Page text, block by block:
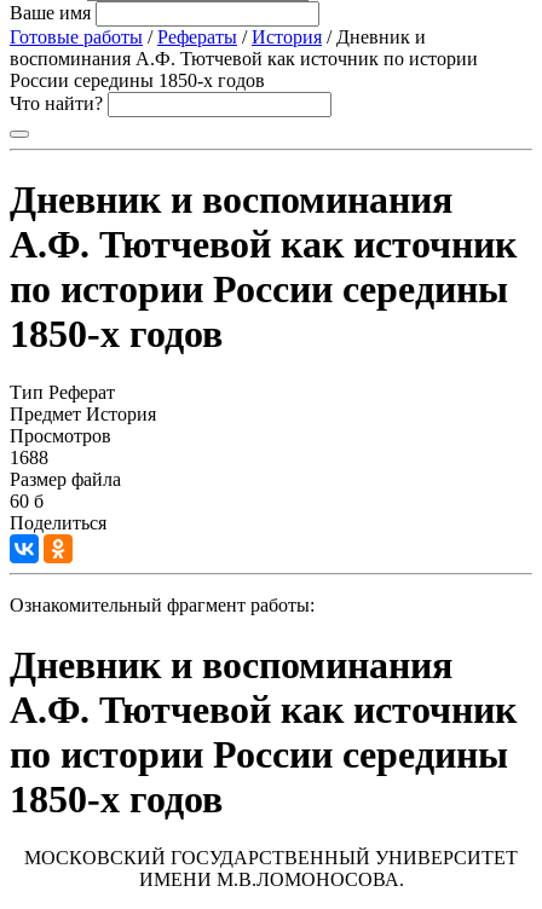
Ваше имя
Готовые работы /Рефераты /История / Дневник и
воспоминания А.Ф. Тютчевой как источник по истории
России середины 1850-х годов
Что найти?
Дневник и воспоминания
А.Ф. Тютчевой как источник
по истории России середины
1850-х годов
Тип Реферат
Предмет История
Просмотров
1688
Размер файла
60 б
Поделиться
Ознакомительный фрагмент работы:
Дневник и воспоминания
А.Ф. Тютчевой как источник
по истории России середины
1850-х годов
МОСКОВСКИЙ ГОСУДАРСТВЕННЫЙ УНИВЕРСИТЕТ
ИМЕНИ М.В.ЛОМОНОСОВА.